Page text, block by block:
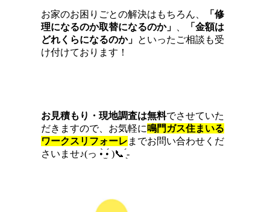
お家のお困りごとの解決はもちろん、
「修
理になるのか取替になるのか」
「金額は
どれくらになるのか」 といったご相談も受
け付けております！
お見積もり・現地調査は無料でさせていた
だきますので、お気軽に鳴門ガス住まいる
ワークスリフォーレ までお問い合わせくだ
さいませ♪(っ •̀ ̫•́ )︎📞‪‪ ̖́-